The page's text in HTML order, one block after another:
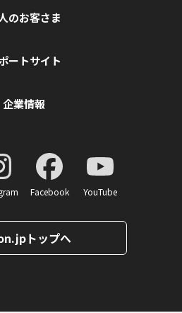
のお客さま
ートサイト
企業情報
Facebook YouTube
トップへ